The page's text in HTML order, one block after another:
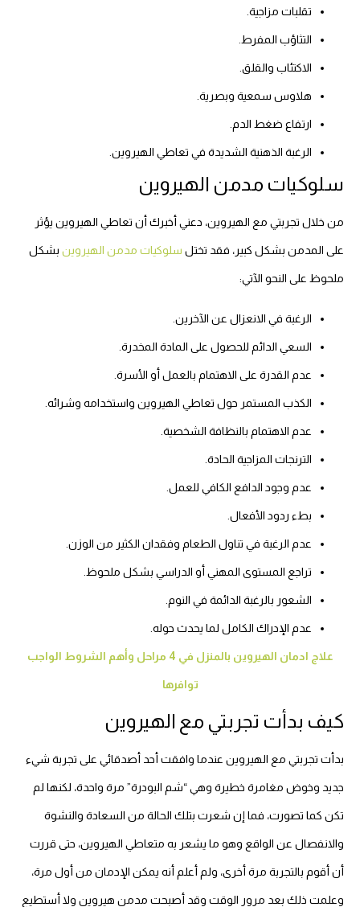
تقلبات مزاجية.
التثاؤب المفرط.
الاكتئاب والقلق.
هلاوس سمعية وبصرية.
ارتفاع ضغط الدم.
الرغبة الذهنية الشديدة في تعاطي الهيروين.
سلوكيات مدمن الهيروين
من خلال تجربتي مع الهيروين، دعني أخبرك أن تعاطي الهيروين يؤثر
على المدمن بشكل كبير، فقد تختل سلوكيات مدمن الهيروين بشكل
ملحوظ على النحو الآتي:
الرغبة في الانعزال عن الآخرين.
السعي الدائم للحصول على المادة المخدرة.
عدم القدرة على الاهتمام بالعمل أو الأسرة.
الكذب المستمر حول تعاطي الهيروين واستخدامه وشرائه.
عدم الاهتمام بالنظافة الشخصية.
الترنجات المزاجية الحادة.
عدم وجود الدافع الكافي للعمل.
بطء ردود الأفعال.
عدم الرغبة في تناول الطعام وفقدان الكثير من الوزن.
تراجع المستوى المهني أو الدراسي بشكل ملحوظ.
الشعور بالرغبة الدائمة في النوم.
عدم الإدراك الكامل لما يحدث حوله.
علاج ادمان الهيروين بالمنزل في 4 مراحل وأهم الشروط الواجب
توافرها
كيف بدأت تجربتي مع الهيروين
بدأت تجربتي مع الهيروين عندما وافقت أحد أصدقائي على تجربة شيء
جديد وخوض مغامرة خطيرة وهي “شم البودرة” مرة واحدة، لكنها لم
تكن كما تصورت، فما إن شعرت بتلك الحالة من السعادة والنشوة
والانفصال عن الواقع وهو ما يشعر به متعاطي الهيروين، حتى قررت
أن أقوم بالتجربة مرة أخرى، ولم أعلم أنه يمكن الإدمان من أول مرة،
وعلمت ذلك بعد مرور الوقت وقد أصبحت مدمن هيروين ولا أستطيع